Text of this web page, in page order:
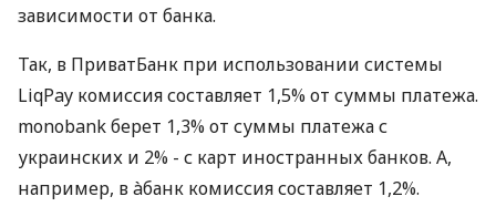
зависимости от банка.
Так, в ПриватБанк при использовании системы
LiqPay комиссия составляет 1,5% от суммы платежа.
monobank берет 1,3% от суммы платежа с
украинских и 2% - с карт иностранных банков. А,
например, в àбанк комиссия составляет 1,2%.